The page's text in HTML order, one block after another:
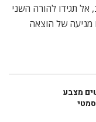
תגידו להורה השני
מניעה של הוצאה
מצבע